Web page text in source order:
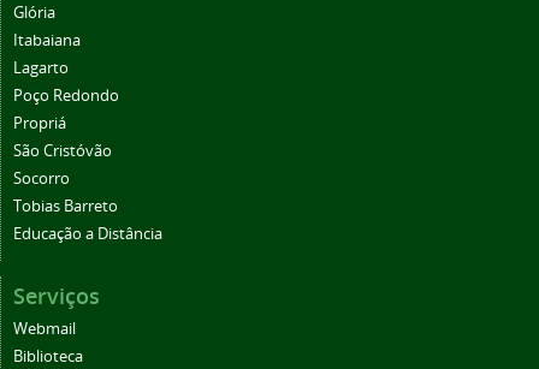
Glória
Itabaiana
Lagarto
Poço Redondo
Propriá
São Cristóvão
Socorro
Tobias Barreto
Educação a Distância
Serviços
Webmail
Biblioteca